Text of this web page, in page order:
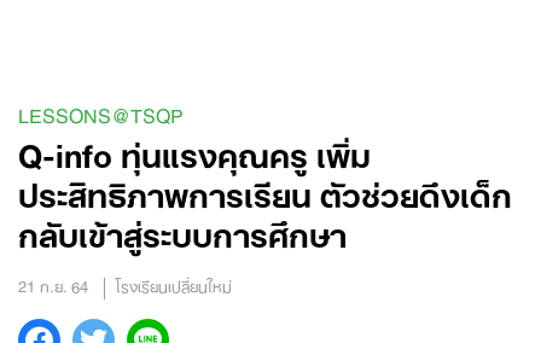
LESSONS@TSQP
Q-info ทุ่นแรงคุณครู เพิ่ม
ประสิทธิภาพการเรียน ตัวช่วยดึงเด็ก
กลับเข้าสู่ระบบการศึกษา
21 ก.ย. 64 โรงเรียนเปลี่ยนใหม่